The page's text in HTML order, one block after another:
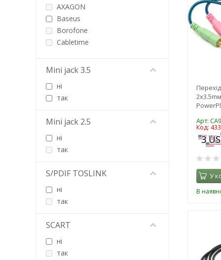
Арт:
Код:
У
В
AXAGON
Baseus
Borofone
Cabletime
CHINA
Choetech
Click Tronic
Colorway
Defender
Delock
ELAC
ESSAGER
EXTRADIGITAL
Gembird
HiSmart
Hoco
iKAKU
Mini jack 3.5
ні
так
Mini jack 2.5
ні
так
S/PDIF TOSLINK
ні
так
SCART
ні
так